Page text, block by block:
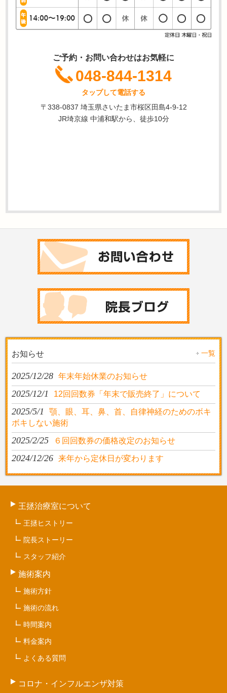
ご予約・お問い合わせはお気軽に
048-844-1314
タップして電話する
〒338-0837 埼玉県さいたま市桜区田島4-9-12
JR埼京線 中浦和駅から、徒歩10分
お知らせ 一覧
2025/12/28 年末年始休業のお知らせ
2025/12/1 12回回数券「年末で販売終了」について
2025/5/1
顎、眼、耳、鼻、首、自律神経のためのボキ
ボキしない施術
2025/2/25 ６回回数券の価格改定のお知らせ
2024/12/26 来年から定休日が変わります
王拯治療室について
王拯ヒストリー
院長ストーリー
スタッフ紹介
施術案内
施術方針
施術の流れ
時間案内
料金案内
よくある質問
コロナ・インフルエンザ対策